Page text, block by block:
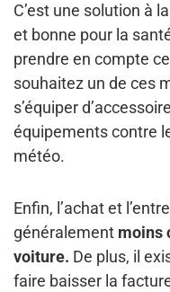
C’est une solution à
et bonne pour la
prendre en compte
souhaitez un de ces
s’équiper
équipements contre
météo.
Enfin, l’achat et
généralement moins
voiture. De plus, il
faire baisser la